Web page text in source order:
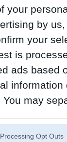
your
by
your
is
ads based
may
Opt Outs